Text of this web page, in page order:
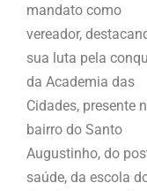
mandato como
vereador,
sua luta pela
da Academia das
Cidades, presente
bairro do Santo
Augustinho, do
saúde, da escola